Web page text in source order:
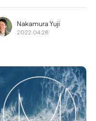
Nakamura Yuji
2022.04.28